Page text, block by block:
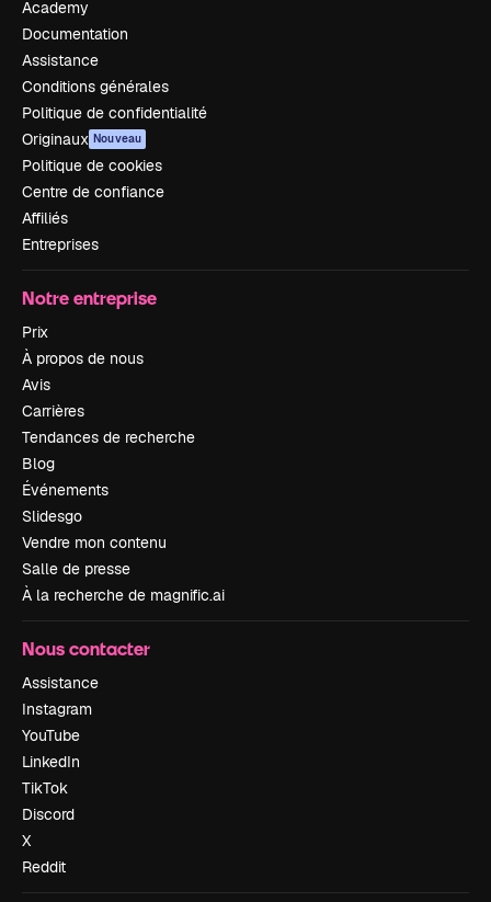
Academy
Documentation
Assistance
Conditions générales
Politique de confidentialité
Originaux Nouveau
Politique de cookies
Centre de confiance
Affiliés
Entreprises
Notre entreprise
Prix
À propos de nous
Avis
Carrières
Tendances de recherche
Blog
Événements
Slidesgo
Vendre mon contenu
Salle de presse
À la recherche de magnific.ai
Nous contacter
Assistance
Instagram
YouTube
LinkedIn
TikTok
Discord
X
Reddit